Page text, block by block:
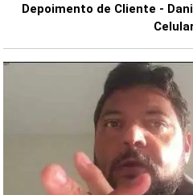
Depoimento de Cliente -